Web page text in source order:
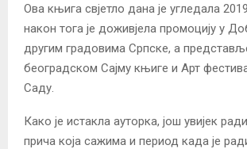
Ова књига свјетло дана је угледала
након тога је доживјела промоцију у
другим градовима Српске, а
београдском Сајму књиге и Арт
Саду.
Како је истакла ауторка, још увијек
прича која сажима и период када је